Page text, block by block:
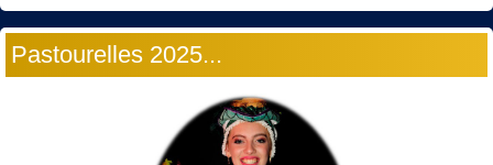
Pastourelles 2025...